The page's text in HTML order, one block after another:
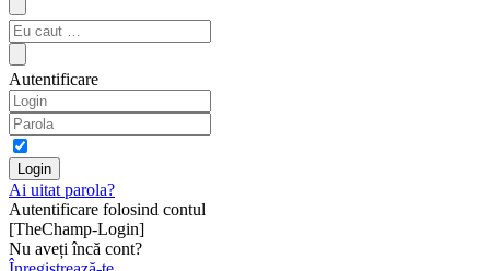
Autentificare
Ai uitat parola?
Autentificare folosind contul
[TheChamp-Login]
Nu aveți încă cont?